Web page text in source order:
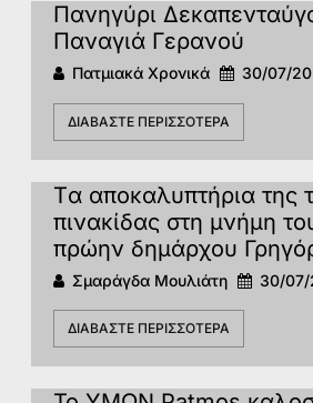
Πανηγύρι
Παναγιά Γερανού
Πατμιακά Χρονικά 30/07/
ΔΙΑΒΆΣΤΕ ΠΕΡΙΣΣΌΤΕΡΑ
Tα αποκαλυπτήρια της
πινακίδας στη μνήμη
πρώην δημάρχου
Σμαράγδα Μουλιάτη 30/
ΔΙΑΒΆΣΤΕ ΠΕΡΙΣΣΌΤΕΡΑ